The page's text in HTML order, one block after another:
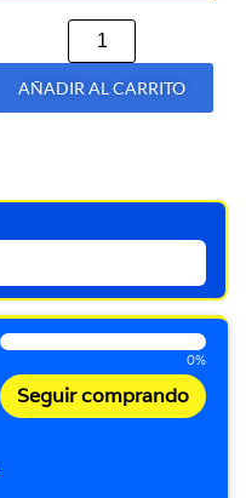
AÑADIR AL CARRITO
0%
Seguir comprando